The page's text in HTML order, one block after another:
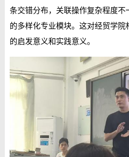
条交错分布，关联操作复杂程度不
的多样化专业模块。这对经贸学院
的启发意义和实践意义。